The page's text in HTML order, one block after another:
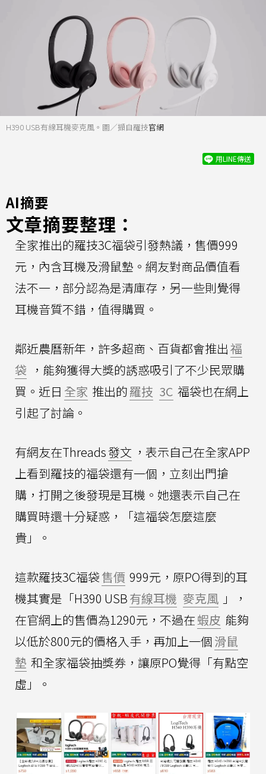
H390 USB有線耳機麥克風。圖／擷自羅技官網
用LINE傳送
AI摘要
文章摘要整理：
全家推出的羅技3C福袋引發熱議，售價999
元，內含耳機及滑鼠墊。網友對商品價值看
法不一，部分認為是清庫存，另一些則覺得
耳機音質不錯，值得購買。
鄰近農曆新年，許多超商、百貨都會推出福
袋 ，能夠獲得大獎的誘惑吸引了不少民眾購
買。近日 全家 推出的羅技 3C 福袋也在網上
引起了討論。
有網友在Threads發文 ，表示自己在全家APP
上看到羅技的福袋還有一個，立刻出門搶
購，打開之後發現是耳機。她還表示自己在
購買時還十分疑惑，「這福袋怎麼這麼
貴」。
這款羅技3C福袋售價 999元，原PO得到的耳
機其實是「H390 USB有線耳機 麥克風 」，
在官網上的售價為1290元，不過在蝦皮 能夠
以低於800元的價格入手，再加上一個滑鼠
墊 和全家福袋抽獎券，讓原PO覺得「有點空
虛」。